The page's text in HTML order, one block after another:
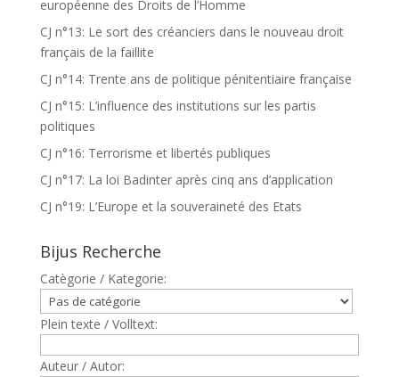
européenne des Droits de l’Homme
CJ n°13: Le sort des créanciers dans le nouveau droit
français de la faillite
CJ n°14: Trente ans de politique pénitentiaire française
CJ n°15: L’influence des institutions sur les partis
politiques
CJ n°16: Terrorisme et libertés publiques
CJ n°17: La loi Badinter après cinq ans d’application
CJ n°19: L’Europe et la souveraineté des Etats
Bijus Recherche
Catègorie / Kategorie:
Plein texte / Volltext:
Auteur / Autor: